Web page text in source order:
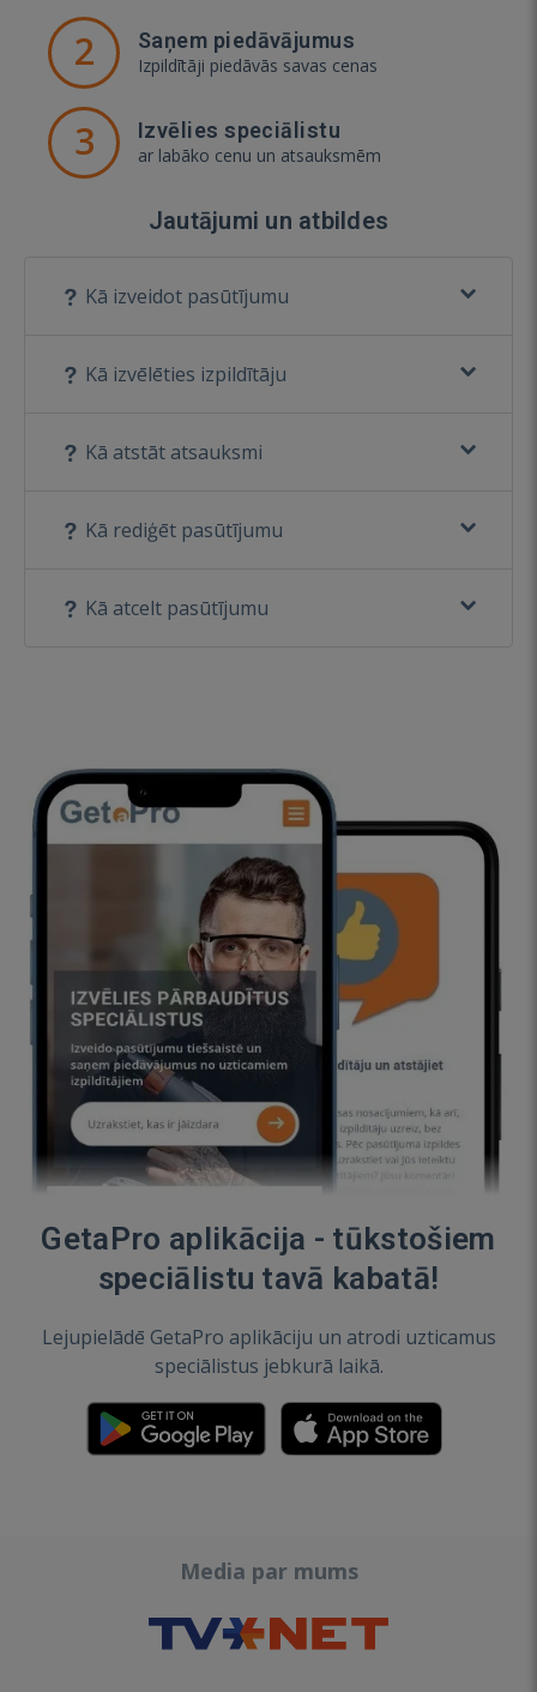
2 Saņem piedāvājumus
Izpildītāji piedāvās savas cenas
3 Izvēlies speciālistu
ar labāko cenu un atsauksmēm
Jautājumi un atbildes
Kā izveidot pasūtījumu
Kā izvēlēties izpildītāju
Kā atstāt atsauksmi
Kā rediģēt pasūtījumu
Kā atcelt pasūtījumu
GetaPro aplikācija - tūkstošiem
speciālistu tavā kabatā!
Lejupielādē GetaPro aplikāciju un atrodi uzticamus
speciālistus jebkurā laikā.
Media par mums